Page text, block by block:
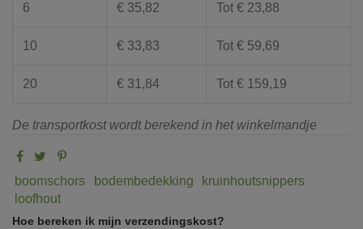
6 € 35,82 Tot € 23,88
10 € 33,83 Tot € 59,69
20 € 31,84 Tot € 159,19
De transportkost wordt berekend in het winkelmandje
boomschors bodembedekking
kruinhoutsnippers
loofhout
Hoe bereken ik mijn verzendingskost?